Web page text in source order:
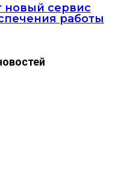
новый сервис
работы